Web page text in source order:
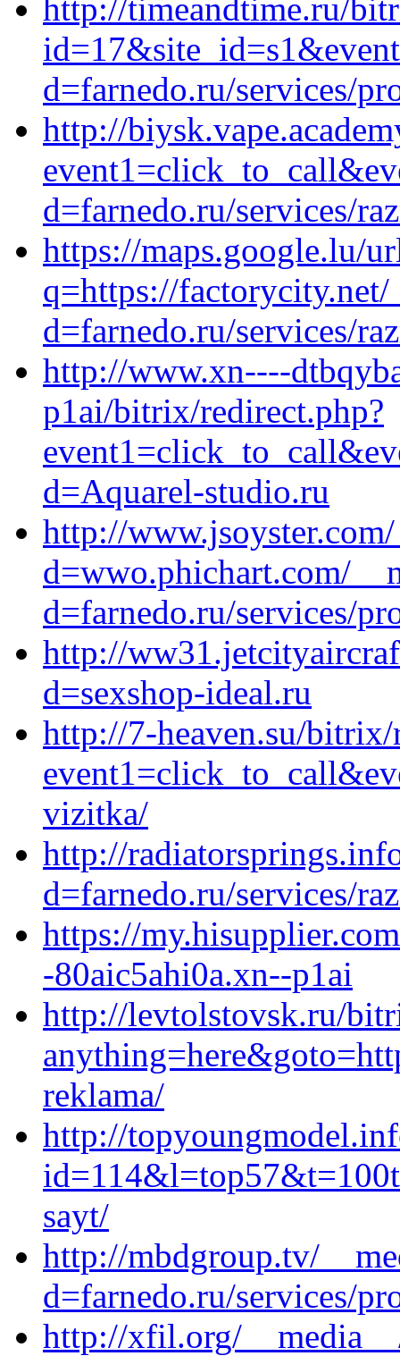
http://timeandtime.ru/
d=farnedo.ru/services/
http://
d=farnedo.ru/services/
https://maps.google.lu/
q=https://factorycity.net/
d=farnedo.ru/services/
http://www.xn----
p1ai/bitrix/redirect.php?
d=Aquarel-studio.ru
http://
d=wwo.phichart.com/
d=farnedo.ru/services/
http://
d=sexshop-ideal.ru
http://7-heaven.su/bitrix/
vizitka/
http://
d=farnedo.ru/services/
https://
-80aic5ahi0a.xn--p1ai
http://levtolstovsk.ru/
reklama/
http://
sayt/
http://mbdgroup.tv/
d=farnedo.ru/services/
http://xfil.org/